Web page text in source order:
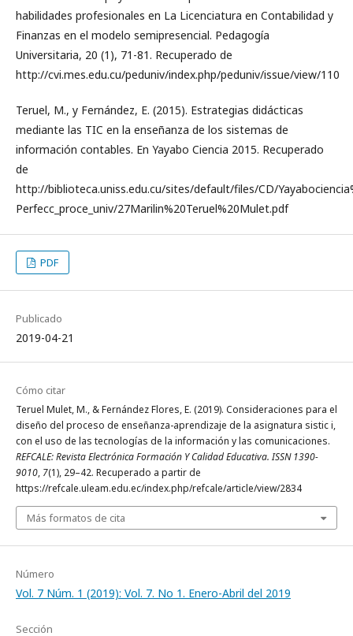
habilidades profesionales en La Licenciatura en Contabilidad y
Finanzas en el modelo semipresencial. Pedagogía
Universitaria, 20 (1), 71-81. Recuperado de
http://cvi.mes.edu.cu/peduniv/index.php/peduniv/issue/view/110
Teruel, M., y Fernández, E. (2015). Estrategias didácticas
mediante las TIC en la enseñanza de los sistemas de
información contables. En Yayabo Ciencia 2015. Recuperado
de
http://biblioteca.uniss.edu.cu/sites/default/files/CD/
Perfecc_proce_univ/27Marilin%20Teruel%20Mulet.pdf
PDF
Publicado
2019-04-21
Cómo citar
Teruel Mulet, M., & Fernández Flores, E. (2019). Consideraciones para el
diseño del proceso de enseñanza-aprendizaje de la asignatura sistic i,
con el uso de las tecnologías de la información y las comunicaciones.
REFCALE: Revista Electrónica Formación Y Calidad Educativa. ISSN 1390-
9010, 7(1), 29–42. Recuperado a partir de
https://refcale.uleam.edu.ec/index.php/refcale/article/view/2834
Más formatos de cita
Número
Vol. 7 Núm. 1 (2019): Vol. 7. No 1. Enero-Abril del 2019
Sección